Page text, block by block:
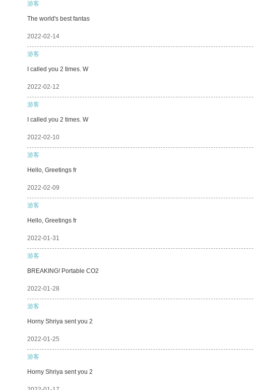
游客
The world's best fantas
2022-02-14
游客
I called you 2 times. W
2022-02-12
游客
I called you 2 times. W
2022-02-10
游客
Hello, Greetings fr
2022-02-09
游客
Hello, Greetings fr
2022-01-31
游客
BREAKING! Portable CO2
2022-01-28
游客
Horny Shriya sent you 2
2022-01-25
游客
Horny Shriya sent you 2